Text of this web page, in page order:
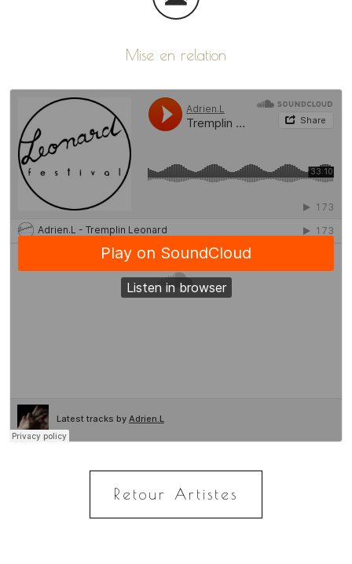
Mise en relation
Retour Artistes